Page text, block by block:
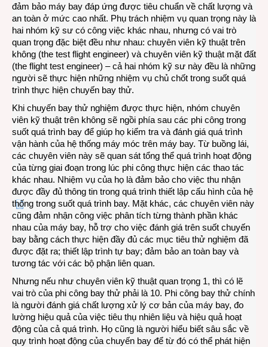
đảm bảo máy bay đáp ứng được tiêu chuẩn về chất lượng và
an toàn ở mức cao nhất. Phụ trách nhiệm vụ quan trọng này là
hai nhóm kỹ sư có công việc khác nhau, nhưng có vai trò
quan trọng đặc biệt đều như nhau: chuyên viên kỹ thuật trên
không (the test flight engineer) và chuyên viên kỹ thuật mặt đất
(the flight test engineer) – cả hai nhóm kỹ sư này đều là những
người sẽ thực hiện những nhiệm vụ chủ chốt trong suốt quá
trình thực hiện chuyến bay thử.
Khi chuyến bay thử nghiệm được thực hiện, nhóm chuyên
viên kỹ thuật trên không sẽ ngồi phía sau các phi công trong
suốt quá trình bay để giúp họ kiểm tra và đánh giá quá trình
vận hành của hệ thống máy móc trên máy bay. Từ buồng lái,
các chuyên viên này sẽ quan sát tổng thể quá trình hoạt động
của từng giai đoạn trong lúc phi công thực hiện các thao tác
khác nhau. Nhiệm vụ của họ là đảm bảo cho việc thu nhận
được đầy đủ thông tin trong quá trình thiết lập cấu hình của hệ
thống trong suốt quá trình bay. Mặt khác, các chuyên viên này
cũng đảm nhận công việc phân tích từng thành phần khác
nhau của máy bay, hỗ trợ cho việc đánh giá trên suốt chuyến
bay bằng cách thực hiện đầy đủ các mục tiêu thử nghiệm đã
được đặt ra; thiết lập trình tự bay; đảm bảo an toàn bay và
tương tác với các bộ phận liên quan.
Nhưng nếu như chuyên viên kỹ thuật quan trọng 1, thì có lẽ
vai trò của phi công bay thử phải là 10. Phi công bay thử chính
là người đánh giá chất lượng xử lý cơ bản của máy bay, đo
lường hiệu quả của việc tiêu thụ nhiên liệu và hiệu quả hoạt
động của cả quá trình. Họ cũng là người hiểu biết sâu sắc về
quy trình hoạt động của chuyến bay để từ đó có thể phát hiện